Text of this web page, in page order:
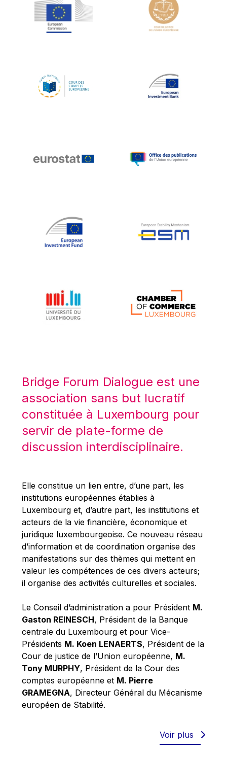
Jean-Louis Schiltz
Jean-Victor Louis
Johnny Åkerholm
Katharien L.C. Hunt
Klaus-Heiner Lehne
Koen LENAERTS
Lars Heikensten
Lucas Papademos
Máire Geoghegan-Quinn
Mario Centeno
Mario Monti
Maroš ŠEFČOVIČ
Martin Bailey
Martine Reicherts
Michael Sohlman
Michel Goedert
Mireille Delmas-Marty
Nobuo Tanaka
Otmar Issing
Paolo Mengozzi
Paschal Donohoe
Pat Cox
Patrizia Nanz
Philippe Maystadt
Pierre Gramegna
Richard Pelly
Robert Goebbels
Robert REYNDERS
Bridge Forum Dialogue est une
association sans but lucratif
constituée à Luxembourg pour
servir de plate-forme de
discussion interdisciplinaire.
Elle constitue un lien entre, d’une part, les
institutions européennes établies à
Luxembourg et, d’autre part, les institutions et
acteurs de la vie financière, économique et
juridique luxembourgeoise. Ce nouveau réseau
d’information et de coordination organise des
manifestations sur des thèmes qui mettent en
valeur les compétences de ces divers acteurs;
il organise des activités culturelles et sociales.
Le Conseil d’administration a pour Président M.
Gaston REINESCH, Président de la Banque
centrale du Luxembourg et pour Vice-
Présidents M. Koen LENAERTS, Président de la
Cour de justice de l’Union européenne, M.
Tony MURPHY, Président de la Cour des
comptes européenne et M. Pierre
GRAMEGNA, Directeur Général du Mécanisme
européen de Stabilité.
Voir plus